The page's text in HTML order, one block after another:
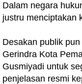
Dalam negara
justru menciptakan
Desakan publik
Gerindra Kota
Gusmiyadi untuk
penjelasan resmi